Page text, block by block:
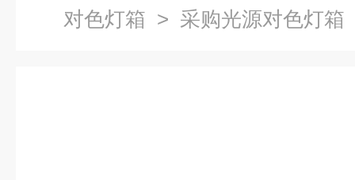
对色灯箱 > 采购光源对色灯箱